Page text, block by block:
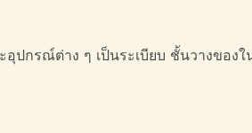
กรณ์ต่าง ๆ เป็นระเบียบ ชั้นวางของ